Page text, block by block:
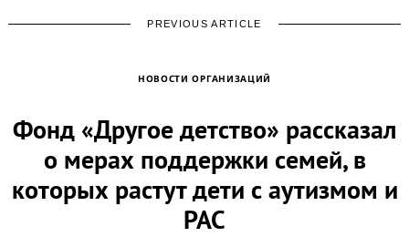
PREVIOUS ARTICLE
НОВОСТИ ОРГАНИЗАЦИЙ
Фонд «Другое детство» рассказал
о мерах поддержки семей, в
которых растут дети с аутизмом и
РАС